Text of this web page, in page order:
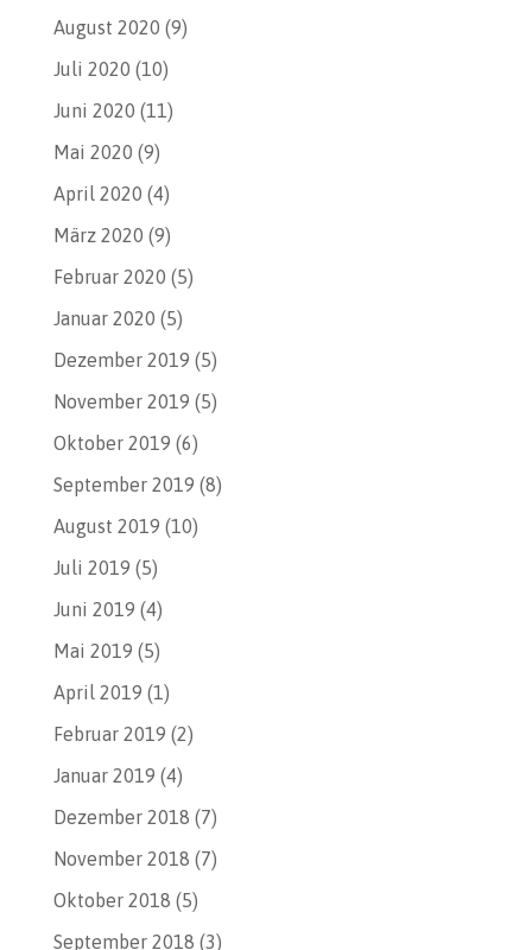
August 2020 (9)
Juli 2020 (10)
Juni 2020 (11)
Mai 2020 (9)
April 2020 (4)
März 2020 (9)
Februar 2020 (5)
Januar 2020 (5)
Dezember 2019 (5)
November 2019 (5)
Oktober 2019 (6)
September 2019 (8)
August 2019 (10)
Juli 2019 (5)
Juni 2019 (4)
Mai 2019 (5)
April 2019 (1)
Februar 2019 (2)
Januar 2019 (4)
Dezember 2018 (7)
November 2018 (7)
Oktober 2018 (5)
September 2018 (3)